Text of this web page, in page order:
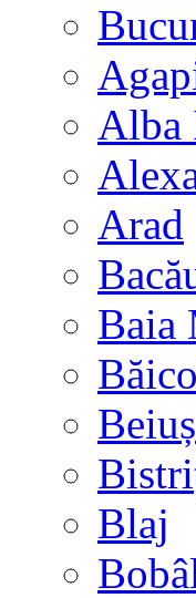
Alba
Arad
Baia
Beiuș
Blaj